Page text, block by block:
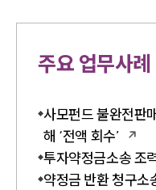
주요 업무사례
사모펀드 불완전판
해 ‘전액 회수’
투자약정금소송 조
약정금 반환 청구소